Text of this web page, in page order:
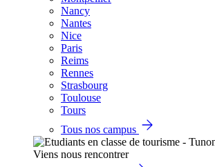
Nancy
Nantes
Nice
Paris
Reims
Rennes
Strasbourg
Toulouse
Tours
Tous nos campus
Viens nous rencontrer